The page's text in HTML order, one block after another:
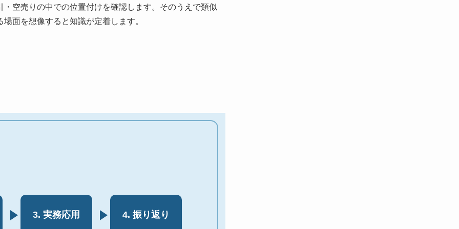
空売りの中での位置付けを確認します。そのうえで類似
面を想像すると知識が定着します。